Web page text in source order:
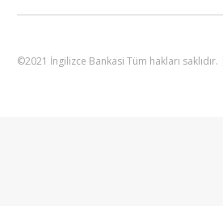
©2021 İngilizce Bankasi Tüm hakları saklıdır. |